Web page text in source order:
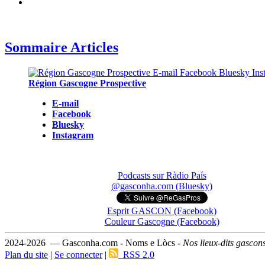
Sommaire Articles
Région Gascogne Prospective
E-mail
Facebook
Bluesky
Instagram
Podcasts sur Ràdio País
@gasconha.com (Bluesky)
Esprit GASCON (Facebook)
Couleur Gascogne (Facebook)
2024-2026 — Gasconha.com - Noms e Lòcs - Nos lieux-dits
Plan du site | Se connecter| RSS 2.0